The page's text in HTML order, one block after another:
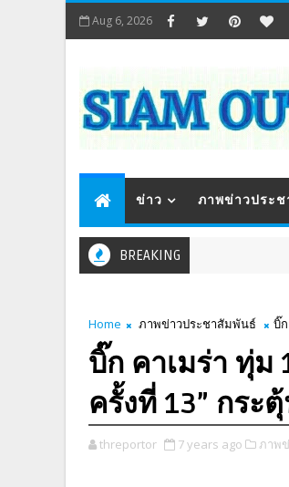
Aug 6, 2026
ข่าว ภาพข่าวประ
BREAKING
Home ภาพข่าวประชาสัมพันธ์ บิ๊
บิ๊ก คาเมร่า ทุ่ม
ครั้งที่ 13” กระ
threportor 7 years ago ภาพ